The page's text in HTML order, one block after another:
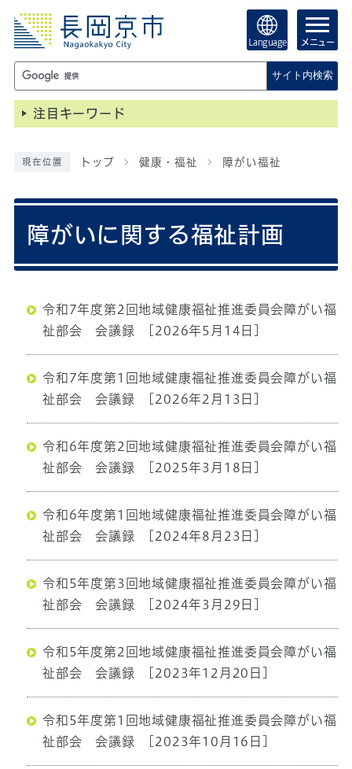
Language メニュー
サイト内検索
注目キーワード
現在位置 トップ 健康・福祉 障がい福祉
障がいに関する福祉計画
令和7年度第2回地域健康福祉推進委員会障がい福
祉部会 会議録
[2026年5月14日]
令和7年度第1回地域健康福祉推進委員会障がい福
祉部会 会議録
[2026年2月13日]
令和6年度第2回地域健康福祉推進委員会障がい福
祉部会 会議録
[2025年3月18日]
令和6年度第1回地域健康福祉推進委員会障がい福
祉部会 会議録
[2024年8月23日]
令和5年度第3回地域健康福祉推進委員会障がい福
祉部会 会議録
[2024年3月29日]
令和5年度第2回地域健康福祉推進委員会障がい福
祉部会 会議録
[2023年12月20日]
令和5年度第1回地域健康福祉推進委員会障がい福
祉部会 会議録
[2023年10月16日]